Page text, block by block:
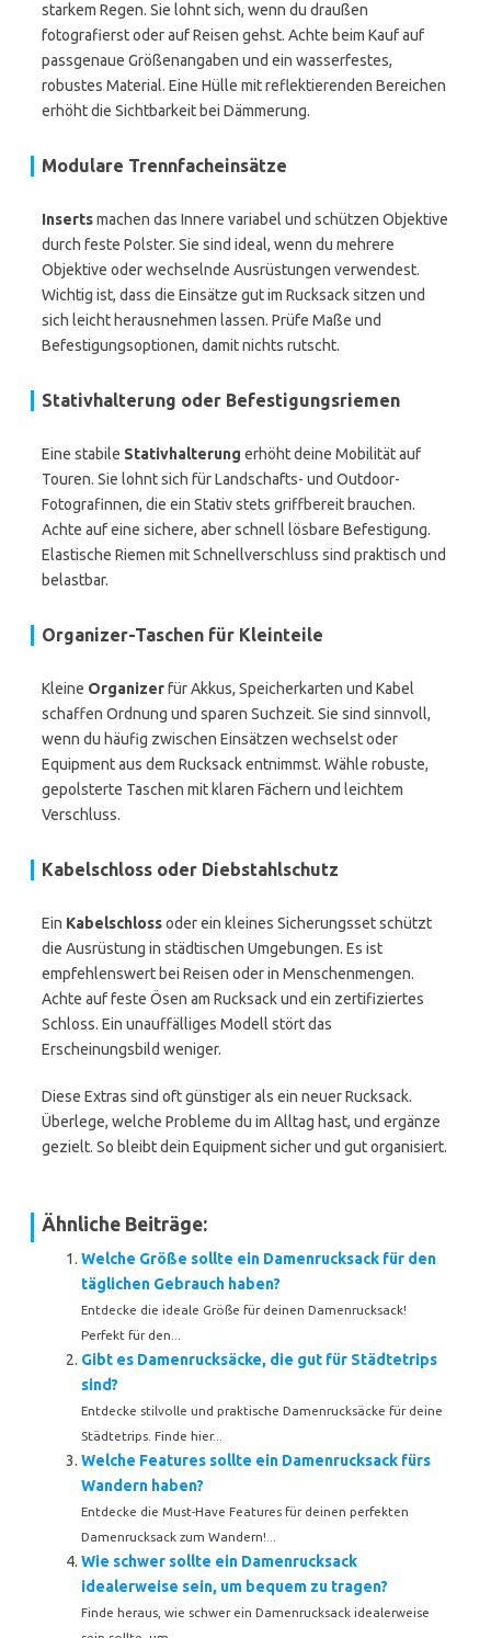
starkem Regen. Sie lohnt sich, wenn du draußen
fotografierst oder auf Reisen gehst. Achte beim Kauf auf
passgenaue Größenangaben und ein wasserfestes,
robustes Material. Eine Hülle mit reflektierenden Bereichen
erhöht die Sichtbarkeit bei Dämmerung.
Modulare Trennfacheinsätze
Insertsmachen das Innere variabel und schützen Objektive
durch feste Polster. Sie sind ideal, wenn du mehrere
Objektive oder wechselnde Ausrüstungen verwendest.
Wichtig ist, dass die Einsätze gut im Rucksack sitzen und
sich leicht herausnehmen lassen. Prüfe Maße und
Befestigungsoptionen, damit nichts rutscht.
Stativhalterung oder Befestigungsriemen
Eine stabile Stativhalterung erhöht deine Mobilität auf
Touren. Sie lohnt sich für Landschafts- und Outdoor-
Fotografinnen, die ein Stativ stets griffbereit brauchen.
Achte auf eine sichere, aber schnell lösbare Befestigung.
Elastische Riemen mit Schnellverschluss sind praktisch und
belastbar.
Organizer-Taschen für Kleinteile
Kleine Organizerfür Akkus, Speicherkarten und Kabel
schaffen Ordnung und sparen Suchzeit. Sie sind sinnvoll,
wenn du häufig zwischen Einsätzen wechselst oder
Equipment aus dem Rucksack entnimmst. Wähle robuste,
gepolsterte Taschen mit klaren Fächern und leichtem
Verschluss.
Kabelschloss oder Diebstahlschutz
Ein Kabelschlossoder ein kleines Sicherungsset schützt
die Ausrüstung in städtischen Umgebungen. Es ist
empfehlenswert bei Reisen oder in Menschenmengen.
Achte auf feste Ösen am Rucksack und ein zertifiziertes
Schloss. Ein unauffälliges Modell stört das
Erscheinungsbild weniger.
Diese Extras sind oft günstiger als ein neuer Rucksack.
Überlege, welche Probleme du im Alltag hast, und ergänze
gezielt. So bleibt dein Equipment sicher und gut organisiert.
Ähnliche Beiträge:
Welche Größe sollte ein Damenrucksack für den
täglichen Gebrauch haben?
Entdecke die ideale Größe für deinen Damenrucksack!
Perfekt für den...
Gibt es Damenrucksäcke, die gut für Städtetrips
sind?
Entdecke stilvolle und praktische Damenrucksäcke für deine
Städtetrips. Finde hier...
Welche Features sollte ein Damenrucksack fürs
Wandern haben?
Entdecke die Must-Have Features für deinen perfekten
Damenrucksack zum Wandern!...
Wie schwer sollte ein Damenrucksack
idealerweise sein, um bequem zu tragen?
Finde heraus, wie schwer ein Damenrucksack idealerweise